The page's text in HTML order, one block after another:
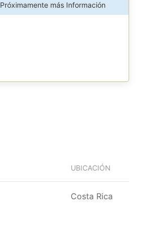
Próximamente más Información
UBICACIÓN
Costa Rica